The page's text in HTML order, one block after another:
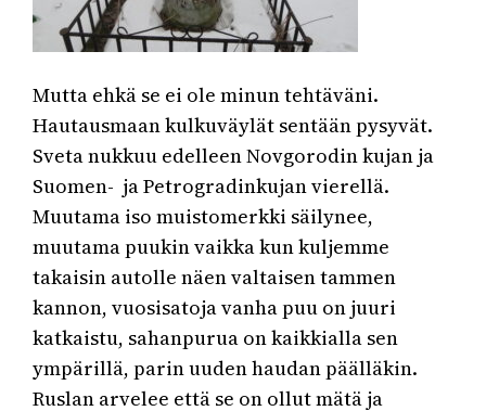
Mutta ehkä se ei ole minun tehtäväni.
Hautausmaan kulkuväylät sentään pysyvät.
Sveta nukkuu edelleen Novgorodin kujan ja
Suomen- ja Petrogradinkujan vierellä.
Muutama iso muistomerkki säilynee,
muutama puukin vaikka kun kuljemme
takaisin autolle näen valtaisen tammen
kannon, vuosisatoja vanha puu on juuri
katkaistu, sahanpurua on kaikkialla sen
ympärillä, parin uuden haudan päälläkin.
Ruslan arvelee että se on ollut mätä ja